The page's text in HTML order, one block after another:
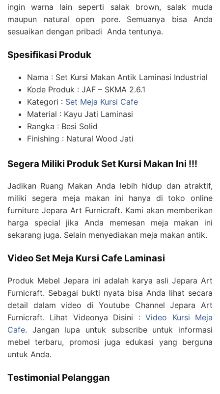
ingin warna lain seperti salak brown, salak muda
maupun natural open pore. Semuanya bisa Anda
sesuaikan dengan pribadi Anda tentunya.
Spesifikasi Produk
Nama : Set Kursi Makan Antik Laminasi Industrial
Kode Produk : JAF – SKMA 2.6.1
Kategori : Set Meja Kursi Cafe
Material : Kayu Jati Laminasi
Rangka : Besi Solid
Finishing : Natural Wood Jati
Segera Miliki Produk Set Kursi Makan Ini !!!
Jadikan Ruang Makan Anda lebih hidup dan atraktif,
miliki segera meja makan ini hanya di toko online
furniture Jepara Art Furnicraft. Kami akan memberikan
harga special jika Anda memesan meja makan ini
sekarang juga. Selain menyediakan meja makan antik.
Video Set Meja Kursi Cafe Laminasi
Produk Mebel Jepara ini adalah karya asli Jepara Art
Furnicraft. Sebagai bukti nyata bisa Anda lihat secara
detail dalam video di Youtube Channel Jepara Art
Furnicraft. Lihat Videonya Disini :Video Kursi Meja
Cafe. Jangan lupa untuk subscribe untuk informasi
mebel terbaru, promosi juga edukasi yang berguna
untuk Anda.
Testimonial Pelanggan